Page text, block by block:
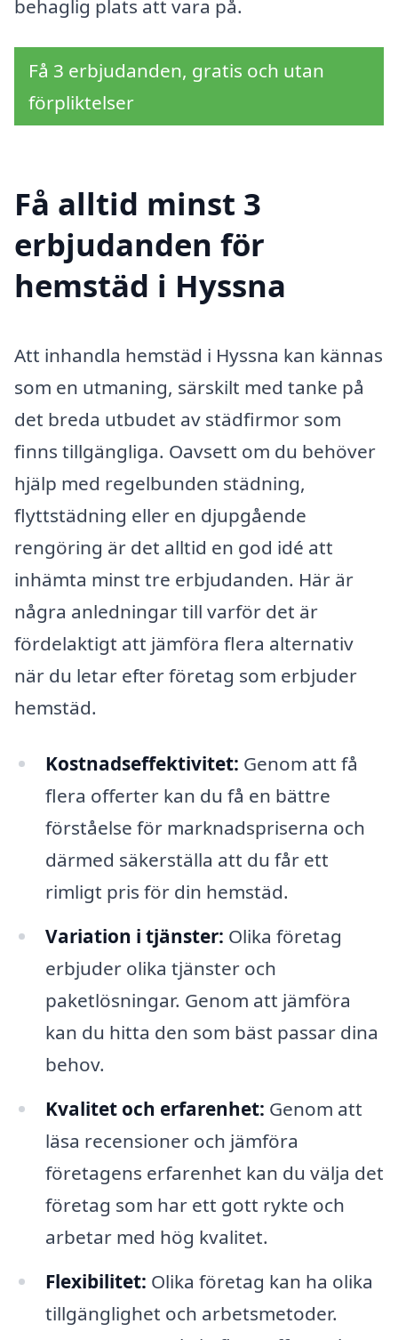
behaglig plats att vara på.
Få 3 erbjudanden, gratis och utan
förpliktelser
Få alltid minst 3
erbjudanden för
hemstäd i Hyssna
Att inhandla hemstäd i Hyssna kan kännas
som en utmaning, särskilt med tanke på
det breda utbudet av städfirmor som
finns tillgängliga. Oavsett om du behöver
hjälp med regelbunden städning,
flyttstädning eller en djupgående
rengöring är det alltid en god idé att
inhämta minst tre erbjudanden. Här är
några anledningar till varför det är
fördelaktigt att jämföra flera alternativ
när du letar efter företag som erbjuder
hemstäd.
Kostnadseffektivitet: Genom att få
flera offerter kan du få en bättre
förståelse för marknadspriserna och
därmed säkerställa att du får ett
rimligt pris för din hemstäd.
Variation i tjänster: Olika företag
erbjuder olika tjänster och
paketlösningar. Genom att jämföra
kan du hitta den som bäst passar dina
behov.
Kvalitet och erfarenhet: Genom att
läsa recensioner och jämföra
företagens erfarenhet kan du välja det
företag som har ett gott rykte och
arbetar med hög kvalitet.
Flexibilitet: Olika företag kan ha olika
tillgänglighet och arbetsmetoder.